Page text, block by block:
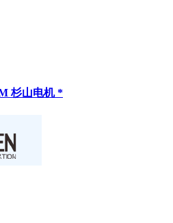
杉山电机 *